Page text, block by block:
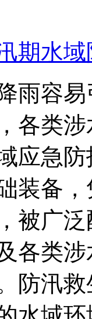
期水
雨容
各类
应急
装备
被广
各类
防汛